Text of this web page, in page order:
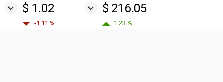
$ 1.02
-1.11 %
$ 216.05
1.23 %